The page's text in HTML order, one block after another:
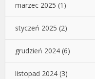
marzec 2025 (1)
styczeń 2025 (2)
grudzień 2024 (6)
listopad 2024 (3)